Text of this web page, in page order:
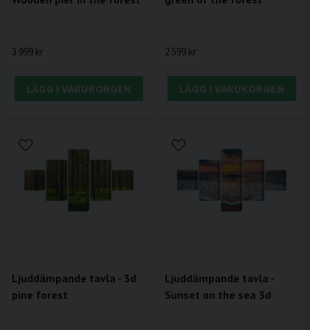
3 999 kr
LÄGG I VARUKORGEN
2 599 kr
LÄGG I VARUKORGEN
Ljuddämpande tavla - 3d
pine forest
Ljuddämpande tavla -
Sunset on the sea 3d